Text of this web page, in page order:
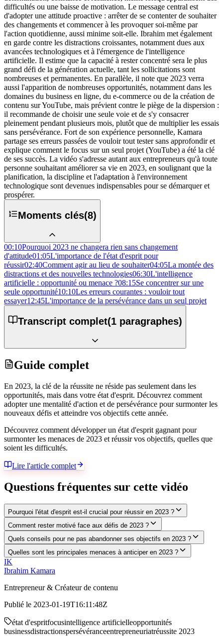
difficultés ou une baisse de motivation. Le message central est
d'adopter une attitude proactive : arrêter de se contenter de souhaiter
des changements et commencer à les provoquer soi-même par
l'action quotidienne, aussi minime soit-elle. Ibrahim met également
en garde contre les distractions croissantes, notamment dues aux
avancées technologiques et à l'émergence de l'intelligence
artificielle. Il estime que la capacité à rester concentré sera le plus
grand défi de la génération actuelle, tant les sollicitations sont
nombreuses et permanentes. En parallèle, il note que 2023 verra
aussi l'apparition de nombreuses opportunités, notamment dans les
domaines du business en ligne, du e-commerce ou de la création de
contenu sur YouTube, mais prévient contre le piège de la dispersion :
il recommande de choisir une seule voie et de s'y consacrer
pleinement pendant plusieurs mois, plutôt que de multiplier les essais
sans persévérance. Fort de son expérience personnelle, Kamara
partage ses erreurs passées de vouloir tout tester sans approfondir et
explique comment le focus sur un seul projet (YouTube) a été la clé
de ses succès. La vidéo s'adresse autant aux entrepreneurs qu'à toute
personne souhaitant améliorer sa vie en 2023, en soulignant que la
planification, la discipline et l'adaptation à l'environnement
technologique sont devenues indispensables pour se démarquer et
prospérer.
Moments clés(8)
00:10Pourquoi 2023 ne changera rien sans changement
d'attitude01:05L'importance de l'état d'esprit pour
réussir02:40Comment agir au lieu de souhaiter04:05La montée des
distractions et des nouvelles technologies06:30L'intelligence
artificielle : opportunité ou menace ?08:15Se concentrer sur une
seule opportunité10:10Les erreurs courantes : vouloir tout
essayer12:45L'importance de la persévérance dans un seul projet
Transcript complet(1 paragraphes)
Guide complet
En 2023, la clé de la réussite ne réside pas seulement dans les
opportunités, mais dans votre état d'esprit. Découvrez comment
adopter une mentalité d'action et de persévérance pour surmonter les
nouveaux défis et atteindre vos objectifs cette année.
Découvrez comment développer un état d'esprit gagnant pour
surmonter les menaces de 2023 et réussir vos objectifs, quelles que
soient les difficultés.
Lire l'article complet
Questions fréquentes sur cette vidéo
Pourquoi l'état d'esprit est-il crucial pour réussir en 2023 ?
Comment rester motivé face aux défis de 2023 ?
Quels conseils pour ne pas abandonner ses objectifs en 2023 ?
Quelles sont les principales menaces à anticiper en 2023 ?
IK
Ibrahim Kamara
Entrepreneur & Créateur de contenu
Publié le 2023-01-19T16:11:48Z
état d'espritfocusintelligence artificielleopportunités
businessdistractionspersévéranceentrepreneuriatréussite 2023